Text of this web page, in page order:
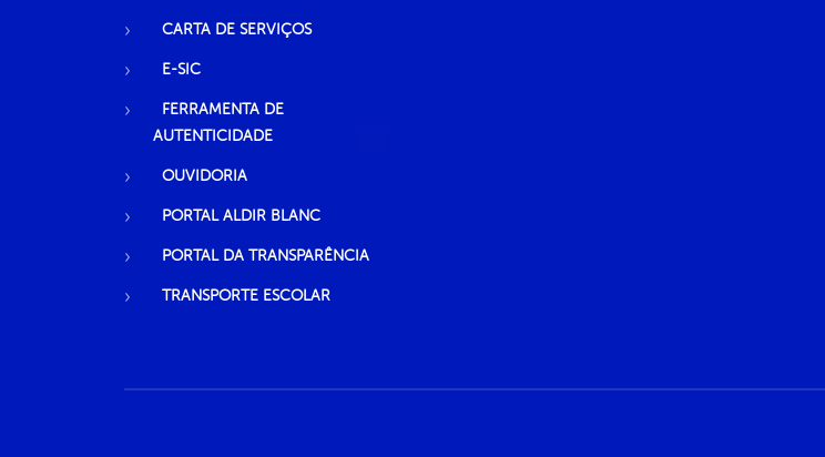
CARTA DE SERVIÇOS
E-SIC
FERRAMENTA DE
AUTENTICIDADE
OUVIDORIA
PORTAL ALDIR BLANC
PORTAL DA TRANSPARÊNCIA
TRANSPORTE ESCOLAR